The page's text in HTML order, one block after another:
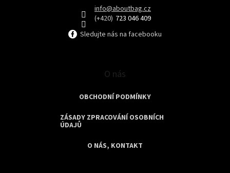
info@aboutbag.cz
723 046 409
Sledujte nás na facebooku
O nás
OBCHODNÍ PODMÍNKY
ZÁSADY ZPRACOVÁNÍ OSOBNÍCH
ÚDAJŮ
O NÁS, KONTAKT